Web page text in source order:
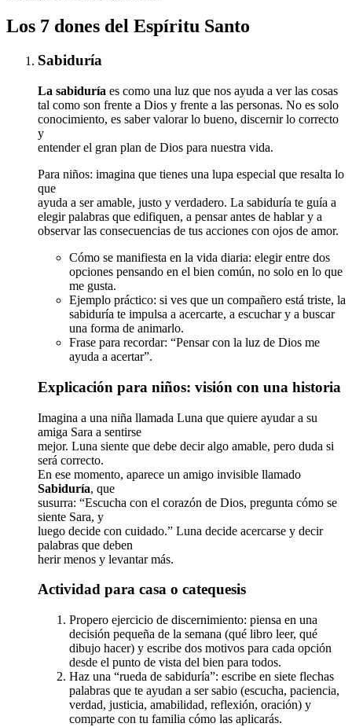
Los 7 dones del Espíritu Santo
Sabiduría
La sabiduría es como una luz que nos ayuda a ver las cosas
tal como son frente a Dios y frente a las personas. No es solo
conocimiento, es saber valorar lo bueno, discernir lo correcto
y
entender el gran plan de Dios para nuestra vida.
Para niños: imagina que tienes una lupa especial que resalta lo
que
ayuda a ser amable, justo y verdadero. La sabiduría te guía a
elegir palabras que edifiquen, a pensar antes de hablar y a
observar las consecuencias de tus acciones con ojos de amor.
Cómo se manifiesta en la vida diaria: elegir entre dos
opciones pensando en el bien común, no solo en lo que
me gusta.
Ejemplo práctico: si ves que un compañero está triste, la
sabiduría te impulsa a acercarte, a escuchar y a buscar
una forma de animarlo.
Frase para recordar: “Pensar con la luz de Dios me
ayuda a acertar”.
Explicación para niños: visión con una historia
Imagina a una niña llamada Luna que quiere ayudar a su
amiga Sara a sentirse
mejor. Luna siente que debe decir algo amable, pero duda si
será correcto.
En ese momento, aparece un amigo invisible llamado
Sabiduría, que
susurra: “Escucha con el corazón de Dios, pregunta cómo se
siente Sara, y
luego decide con cuidado.” Luna decide acercarse y decir
palabras que deben
herir menos y levantar más.
Actividad para casa o catequesis
Propero ejercicio de discernimiento: piensa en una
decisión pequeña de la semana (qué libro leer, qué
dibujo hacer) y escribe dos motivos para cada opción
desde el punto de vista del bien para todos.
Haz una “rueda de sabiduría”: escribe en siete flechas
palabras que te ayudan a ser sabio (escucha, paciencia,
verdad, justicia, amabilidad, reflexión, oración) y
comparte con tu familia cómo las aplicarás.